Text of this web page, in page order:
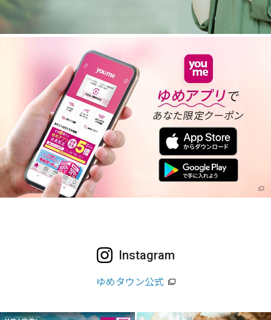
Instagram
ゆめタウン公式